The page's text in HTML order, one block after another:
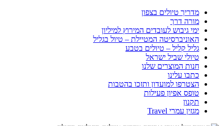
מדריך טיולים בצפון
מורה דרך
ימי גיבוש לעובדים המירוץ למיליון
האוניברסיטה המטיילת – טיול בגליל
גליל קליל – טיולים בטבע
טיולי שביל ישראל
חנות המוצרים שלנו
כתבו עלינו
הצטרפו למועדון ותזכו בהטבות
טופס אפיון פעילות
תקנון
מגזין עמרי Travel